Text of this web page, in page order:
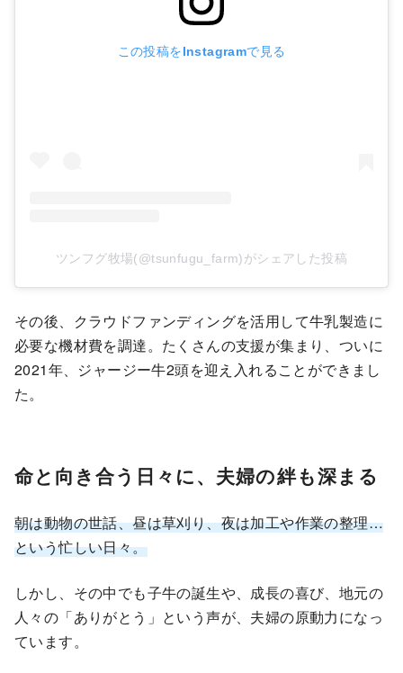
この投稿をInstagramで見る
ツンフグ牧場(@tsunfugu_farm)がシェアした投稿
その後、クラウドファンディングを活用して牛乳製造に
必要な機材費を調達。たくさんの支援が集まり、ついに
2021年、ジャージー牛2頭を迎え入れることができまし
た。
命と向き合う日々に、夫婦の絆も深まる
朝は動物の世話、昼は草刈り、夜は加工や作業の整理…
という忙しい日々。
しかし、その中でも子牛の誕生や、成長の喜び、地元の
人々の「ありがとう」という声が、夫婦の原動力になっ
ています。